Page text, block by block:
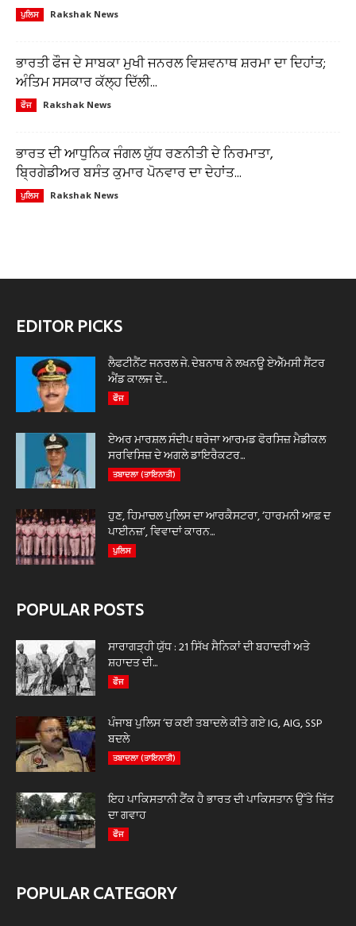
ਪੁਲਿਸ Rakshak News
ਭਾਰਤੀ ਫੌਜ ਦੇ ਸਾਬਕਾ ਮੁਖੀ ਜਨਰਲ ਵਿਸ਼ਵਨਾਥ ਸ਼ਰਮਾ ਦਾ ਦਿਹਾਂਤ;
ਅੰਤਿਮ ਸਸਕਾਰ ਕੱਲ੍ਹ ਦਿੱਲੀ...
ਫੌਜ Rakshak News
ਭਾਰਤ ਦੀ ਆਧੁਨਿਕ ਜੰਗਲ ਯੁੱਧ ਰਣਨੀਤੀ ਦੇ ਨਿਰਮਾਤਾ,
ਬ੍ਰਿਗੇਡੀਅਰ ਬਸੰਤ ਕੁਮਾਰ ਪੋਨਵਾਰ ਦਾ ਦੇਹਾਂਤ...
ਪੁਲਿਸ Rakshak News
EDITOR PICKS
ਲੈਫਟੀਨੈਂਟ ਜਨਰਲ ਜੇ. ਦੇਬਨਾਥ ਨੇ ਲਖਨਊ ਏਐੱਮਸੀ ਸੈਂਟਰ
ਐਂਡ ਕਾਲਜ ਦੇ...
ਫੌਜ
ਏਅਰ ਮਾਰਸ਼ਲ ਸੰਦੀਪ ਥਰੇਜਾ ਆਰਮਡ ਫੋਰਸਿਜ਼ ਮੈਡੀਕਲ
ਸਰਵਿਸਿਜ਼ ਦੇ ਅਗਲੇ ਡਾਇਰੈਕਟਰ...
ਤਬਾਦਲਾ (ਤਾਇਨਾਤੀ)
ਹੁਣ, ਹਿਮਾਚਲ ਪੁਲਿਸ ਦਾ ਆਰਕੈਸਟਰਾ, ‘ਹਾਰਮਨੀ ਆਫ਼ ਦ
ਪਾਈਨਜ਼’, ਵਿਵਾਦਾਂ ਕਾਰਨ...
ਪੁਲਿਸ
POPULAR POSTS
ਸਾਰਾਗੜ੍ਹੀ ਯੁੱਧ : 21 ਸਿੱਖ ਸੈਨਿਕਾਂ ਦੀ ਬਹਾਦਰੀ ਅਤੇ
ਸ਼ਹਾਦਤ ਦੀ...
ਫੌਜ
ਪੰਜਾਬ ਪੁਲਿਸ ‘ਚ ਕਈ ਤਬਾਦਲੇ ਕੀਤੇ ਗਏ IG, AIG, SSP
ਬਦਲੇ
ਤਬਾਦਲਾ (ਤਾਇਨਾਤੀ)
ਇਹ ਪਾਕਿਸਤਾਨੀ ਟੈਂਕ ਹੈ ਭਾਰਤ ਦੀ ਪਾਕਿਸਤਾਨ ਉੱਤੇ ਜਿੱਤ
ਦਾ ਗਵਾਹ
ਫੌਜ
POPULAR CATEGORY